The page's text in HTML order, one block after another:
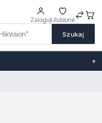
Szukaj
ZalogujUlubione
▾